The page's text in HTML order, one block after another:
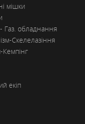
мішки
Газ. обладнання
Скелелазіння
Кемпінг
екіп